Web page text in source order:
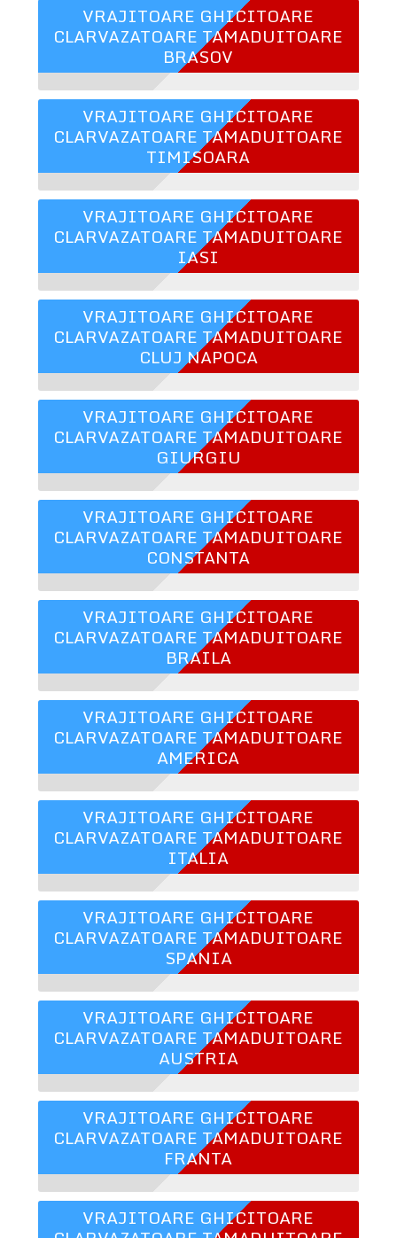
VRAJITOARE GHICITOARE
CLARVAZATOARE TAMADUITOARE
BRASOV
VRAJITOARE GHICITOARE
CLARVAZATOARE TAMADUITOARE
TIMISOARA
VRAJITOARE GHICITOARE
CLARVAZATOARE TAMADUITOARE
IASI
VRAJITOARE GHICITOARE
CLARVAZATOARE TAMADUITOARE
CLUJ NAPOCA
VRAJITOARE GHICITOARE
CLARVAZATOARE TAMADUITOARE
GIURGIU
VRAJITOARE GHICITOARE
CLARVAZATOARE TAMADUITOARE
CONSTANTA
VRAJITOARE GHICITOARE
CLARVAZATOARE TAMADUITOARE
BRAILA
VRAJITOARE GHICITOARE
CLARVAZATOARE TAMADUITOARE
AMERICA
VRAJITOARE GHICITOARE
CLARVAZATOARE TAMADUITOARE
ITALIA
VRAJITOARE GHICITOARE
CLARVAZATOARE TAMADUITOARE
SPANIA
VRAJITOARE GHICITOARE
CLARVAZATOARE TAMADUITOARE
AUSTRIA
VRAJITOARE GHICITOARE
CLARVAZATOARE TAMADUITOARE
FRANTA
VRAJITOARE GHICITOARE